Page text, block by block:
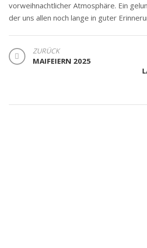
vorweihnachtlicher Atmosphäre. Ein
der uns allen noch lange in guter
BEITRAGSNAVIGATION
ZURÜCK
MAIFEIERN 2025